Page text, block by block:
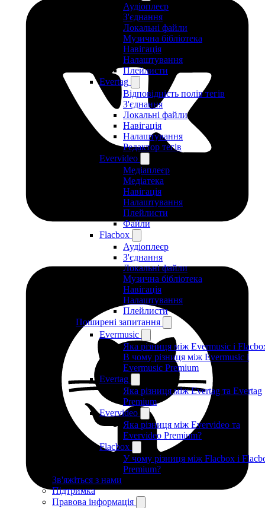
Аудіоплеєр
З'єднання
Локальні файли
Музична бібліотека
Навігація
Налаштування
Плейлисти
Evertag
Відповідність полів тегів
З'єднання
Локальні файли
Навігація
Налаштування
Редактор тегів
Evervideo
Медіаплеєр
Медіатека
Навігація
Налаштування
Плейлисти
Файли
Flacbox
Аудіоплеєр
З'єднання
Локальні файли
Музична бібліотека
Навігація
Налаштування
Плейлисти
Поширені запитання
Evermusic
Яка різниця між Evermusic і
В чому різниця між Evermusic і
Evermusic Premium
Evertag
Яка різниця між Evertag та Evertag
Premium
Evervideo
Яка різниця між Evervideo та
Evervideo Premium?
Flacbox
У чому різниця між Flacbox і
Premium?
Зв'яжіться з нами
Підтримка
Правова інформація